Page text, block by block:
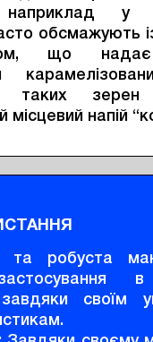
наприклад у
обсмажують
що
зерен
місцевий напій
та робуста
в
завдяки своїм